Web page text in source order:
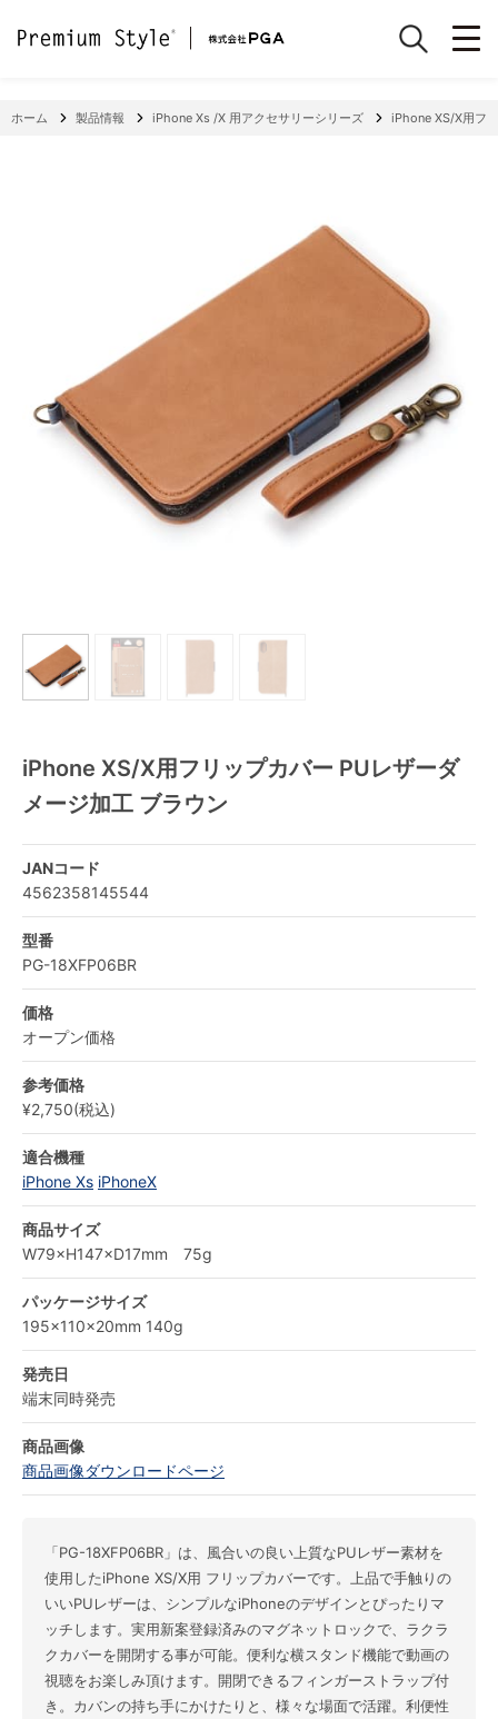
ホーム 製品情報 iPhone Xs /X 用アクセサリーシリーズ iPhone XS/X用フ
iPhone XS/X用フリップカバー PUレザーダ
メージ加工 ブラウン
JANコード
4562358145544
型番
PG-18XFP06BR
価格
オープン価格
参考価格
¥2,750(税込)
適合機種
iPhone Xs iPhoneX
商品サイズ
W79×H147×D17mm 75g
パッケージサイズ
195×110×20mm 140g
発売日
端末同時発売
商品画像
商品画像ダウンロードページ
「PG-18XFP06BR」は、風合いの良い上質なPUレザー素材を
使用したiPhone XS/X用 フリップカバーです。上品で手触りの
いいPUレザーは、シンプルなiPhoneのデザインとぴったりマ
ッチします。実用新案登録済みのマグネットロックで、ラクラ
クカバーを開閉する事が可能。便利な横スタンド機能で動画の
視聴をお楽しみ頂けます。開閉できるフィンガーストラップ付
き。カバンの持ち手にかけたりと、様々な場面で活躍。利便性